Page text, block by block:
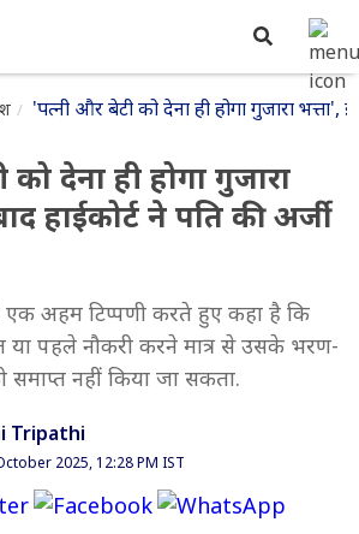
'पत्नी और बेटी को देना ही होगा गुजारा भत्ता',
देना ही होगा गुजारा
हाईकोर्ट ने पति की अर्जी
ने एक अहम टिप्पणी करते हुए कहा है कि
या पहले नौकरी करने मात्र से उसके भरण-
नहीं किया जा सकता.
Tripathi
2025, 12:28 PM IST